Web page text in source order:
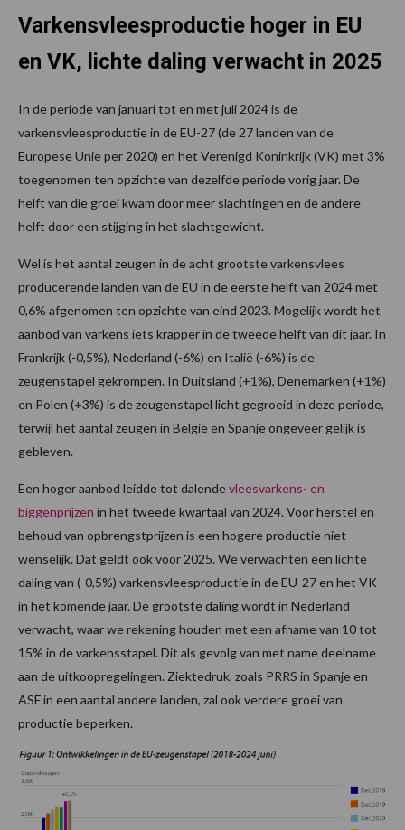
Varkensvleesproductie hoger in EU
en VK, lichte daling verwacht in 2025
In de periode van januari tot en met juli 2024 is de
varkensvleesproductie in de EU-27 (de 27 landen van de
Europese Unie per 2020) en het Verenigd Koninkrijk (VK) met 3%
toegenomen ten opzichte van dezelfde periode vorig jaar. De
helft van die groei kwam door meer slachtingen en de andere
helft door een stijging in het slachtgewicht.
Wel is het aantal zeugen in de acht grootste varkensvlees
producerende landen van de EU in de eerste helft van 2024 met
0,6% afgenomen ten opzichte van eind 2023. Mogelijk wordt het
aanbod van varkens iets krapper in de tweede helft van dit jaar. In
Frankrijk (-0,5%), Nederland (-6%) en Italië (-6%) is de
zeugenstapel gekrompen. In Duitsland (+1%), Denemarken (+1%)
en Polen (+3%) is de zeugenstapel licht gegroeid in deze periode,
terwijl het aantal zeugen in België en Spanje ongeveer gelijk is
gebleven.
Een hoger aanbod leidde tot dalendevleesvarkens- en
biggenprijzen in het tweede kwartaal van 2024. Voor herstel en
behoud van opbrengstprijzen is een hogere productie niet
wenselijk. Dat geldt ook voor 2025. We verwachten een lichte
daling van (-0,5%) varkensvleesproductie in de EU-27 en het VK
in het komende jaar. De grootste daling wordt in Nederland
verwacht, waar we rekening houden met een afname van 10 tot
15% in de varkensstapel. Dit als gevolg van met name deelname
aan de uitkoopregelingen. Ziektedruk, zoals PRRS in Spanje en
ASF in een aantal andere landen, zal ook verdere groei van
productie beperken.